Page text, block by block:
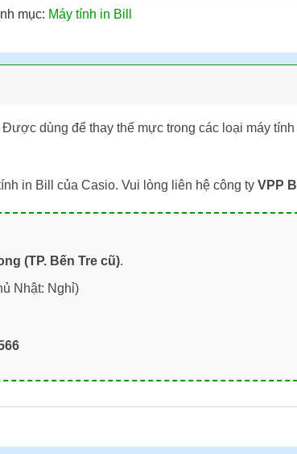
mục: Máy tính in Bill
Được dùng để thay thế mực trong các loại máy
in Bill của Casio. Vui lòng liên hệ công ty VPP
(TP. Bến Tre cũ).
Nhật: Nghỉ)